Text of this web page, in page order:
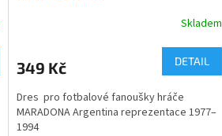
Skladem
349 Kč DETAIL
Dres pro fotbalové fanoušky hráče
MARADONA Argentina reprezentace 1977–
1994